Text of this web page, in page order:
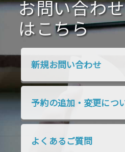
2020年7月 2020年6月
2020年4月 2020年3月
2019年9月
2019年4月
2018年7月 2018年6月
お問い合わせ
はこちら
新規お問い合わせ
予約の追加・変更につ
よくあるご質問